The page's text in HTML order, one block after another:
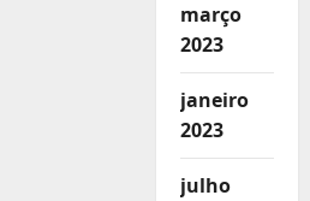
março
2023
janeiro
2023
julho